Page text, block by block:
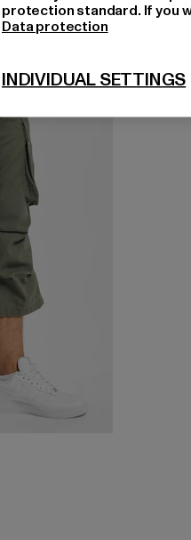
39,99 EUR
protection standard. If you
Data protection
INDIVIDUAL SETTINGS